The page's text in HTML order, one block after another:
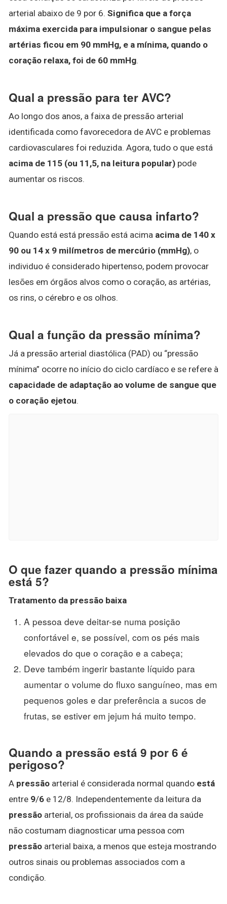
arterial abaixo de 9 por 6. Significa que a força
máxima exercida para impulsionar o sangue pelas
artérias ficou em 90 mmHg, e a mínima, quando o
coração relaxa, foi de 60 mmHg.
Qual a pressão para ter AVC?
Ao longo dos anos, a faixa de pressão arterial
identificada como favorecedora de AVC e problemas
cardiovasculares foi reduzida. Agora, tudo o que está
acima de 115 (ou 11,5, na leitura popular) pode
aumentar os riscos.
Qual a pressão que causa infarto?
Quando está está pressão está acima acima de 140 x
90 ou 14 x 9 milímetros de mercúrio (mmHg), o
individuo é considerado hipertenso, podem provocar
lesões em órgãos alvos como o coração, as artérias,
os rins, o cérebro e os olhos.
Qual a função da pressão mínima?
Já a pressão arterial diastólica (PAD) ou “pressão
mínima” ocorre no início do ciclo cardíaco e se refere à
capacidade de adaptação ao volume de sangue que
o coração ejetou.
O que fazer quando a pressão mínima
está 5?
Tratamento da pressão baixa
A pessoa deve deitar-se numa posição
confortável e, se possível, com os pés mais
elevados do que o coração e a cabeça;
Deve também ingerir bastante líquido para
aumentar o volume do fluxo sanguíneo, mas em
pequenos goles e dar preferência a sucos de
frutas, se estiver em jejum há muito tempo.
Quando a pressão está 9 por 6 é
perigoso?
A pressão arterial é considerada normal quando está
entre 9/6 e 12/8. Independentemente da leitura da
pressão arterial, os profissionais da área da saúde
não costumam diagnosticar uma pessoa com
pressão arterial baixa, a menos que esteja mostrando
outros sinais ou problemas associados com a
condição.